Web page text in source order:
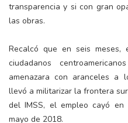
transparencia y si con gran
las obras.
Recalcó que en seis
ciudadanos
amenazara con aranceles a
llevó a militarizar la frontera
del IMSS, el empleo cayó
mayo de 2018.